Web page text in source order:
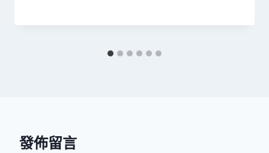
發佈留言